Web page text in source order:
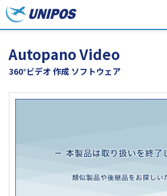
Autopano Video
360°ビデオ 作成 ソフトウェア